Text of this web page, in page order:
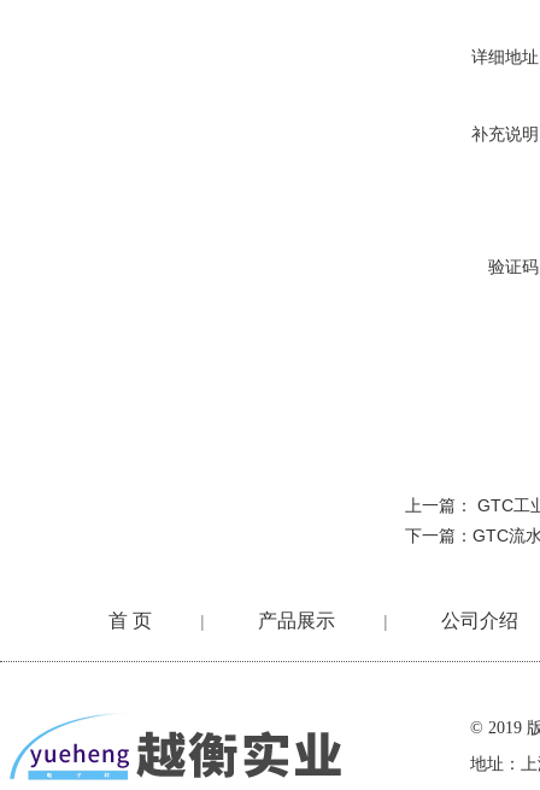
详细地
补充说
验证
上一篇： GTC工
下一篇： GTC流
首 页 | 产品展示 | 公司介绍
© 2019
地址：